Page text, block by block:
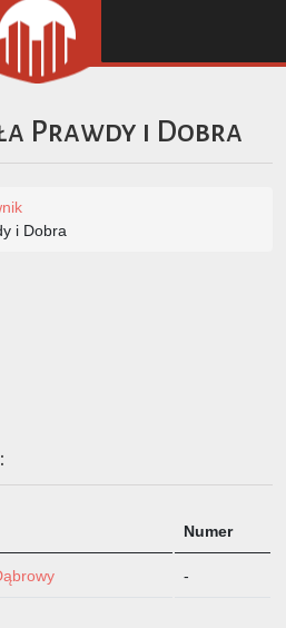
Prawdy i Dobra
i Dobra
Numer
-